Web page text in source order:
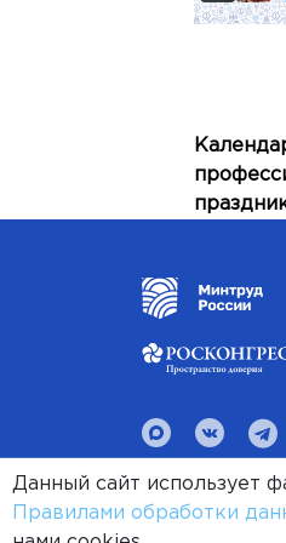
Разработка сайта:
Данный сайт использует
Правилами обработки